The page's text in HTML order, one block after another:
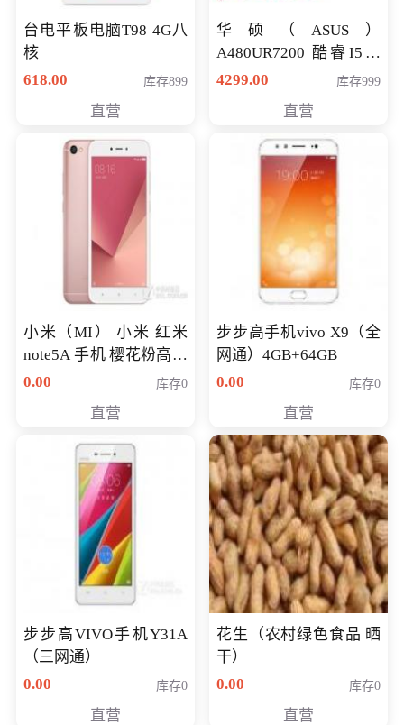
台电平板电脑T98 4G八
核
618.00
库存899
直营
华硕（ASUS）
A480UR7200 酷睿I5超
薄学生办公游戏独显笔
NV930-2G独
4299.00 库存999
直营
小米（MI） 小米 红米
note5A 手机 樱花粉高配
版 全网通(3G+32G)
0.00 库存0
直营
步步高手机vivo X9（全
网通）4GB+64GB
0.00
库存0
直营
步步高VIVO手机Y31A
（三网通）
0.00
库存0
直营
花生（农村绿色食品 晒
干）
0.00
库存0
直营